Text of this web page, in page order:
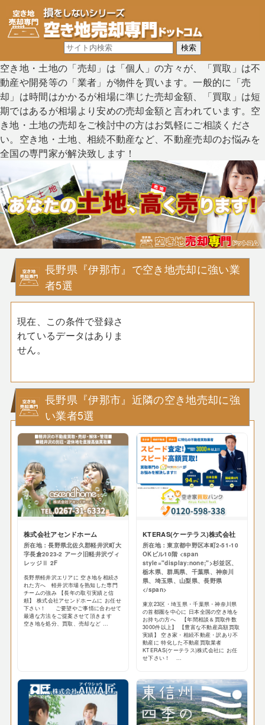
空き地・土地の「売却」は「個人」の方々が、「買取」は不
動産や開発等の「業者」が物件を買います。一般的に「売
却」は時間はかかるが相場に準じた売却金額、「買取」は短
期ではあるが相場より安めの売却金額と言われています。空
き地・土地の売却をご検討中の方はお気軽にご相談くださ
い。空き地・土地、相続不動産など、不動産売却のお悩みを
全国の専門家が解決致します！
長野県『伊那市』で空き地売却に強い業
者5選
現在、この条件で登録さ
れているデータはありま
せん。
長野県『伊那市』近隣の空き地売却に強
い業者5選
株式会社アセンドホーム
所在地：長野県北佐久郡軽井沢町大
字長倉2023-2 アーク旧軽井沢ヴィ
レッジⅡ 2F
長野県軽井沢エリアに 空き地を相続さ
れた方へ 軽井沢市場を熟知した専門
チームの強み 【長年の取引実績と信
頼】 株式会社アセンドホームに お任せ
下さい！ ご要望やご事情に合わせて
最適な方法をご提案させて頂きます
空き地を処分、買取、売却など ...
KTERAS(ケーテラス)株式会社
所在地：東京都中野区本町2-51-10
OKビル10階 <span
style="display:none;">杉並区、
栃木県、群馬県、千葉県、神奈川
県、埼玉県、山梨県、長野県
</span>
東京23区・埼玉県・千葉県・神奈川県
の首都圏を中心に 日本全国の空き地を
お持ちの方へ 【年間相談＆買取件数
3000件以上】 【豊富な不動産高額買取
実績】 空き家・相続不動産・訳あり不
動産に 特化した不動産買取業者
KTERAS(ケーテラス)株式会社に お任
せ下さい！ ...